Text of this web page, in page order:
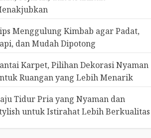
Menggulung Kimbab agar Padat,
dan Mudah Dipotong
Karpet, Pilihan Dekorasi Nyaman
Ruangan yang Lebih Menarik
Tidur Pria yang Nyaman dan
untuk Istirahat Lebih Berkualitas